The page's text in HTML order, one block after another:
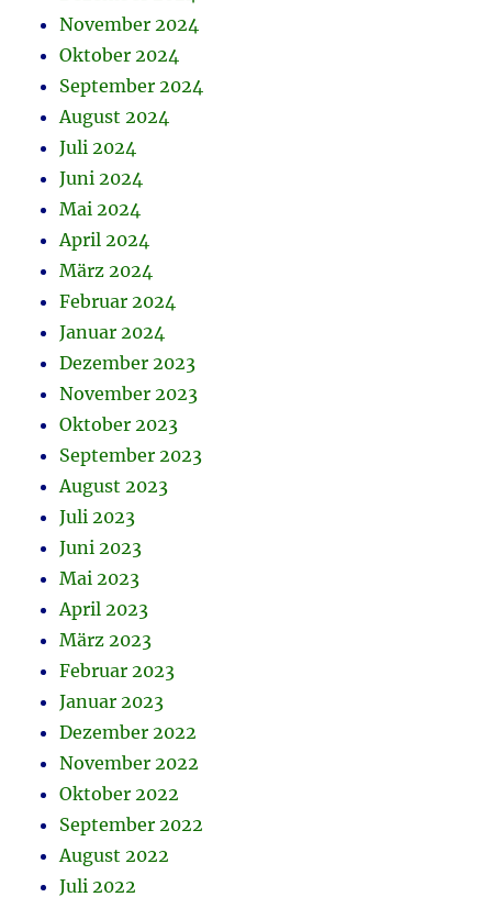
November 2024
Oktober 2024
September 2024
August 2024
Juli 2024
Juni 2024
Mai 2024
April 2024
März 2024
Februar 2024
Januar 2024
Dezember 2023
November 2023
Oktober 2023
September 2023
August 2023
Juli 2023
Juni 2023
Mai 2023
April 2023
März 2023
Februar 2023
Januar 2023
Dezember 2022
November 2022
Oktober 2022
September 2022
August 2022
Juli 2022